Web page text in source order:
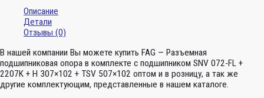
Описание
Детали
Отзывы (0)
В нашей компании Вы можете купить FAG — Разъемная
подшипниковая опора в комплекте с подшипником SNV 072-FL +
2207K + H 307×102 + TSV 507×102 оптом и в розницу, а так же
другие комплектующим, представленные в нашем каталоге.